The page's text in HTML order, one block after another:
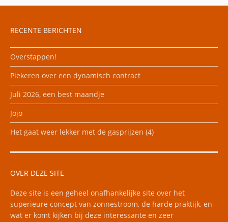
RECENTE BERICHTEN
Overstappen!
Piekeren over een dynamisch contract
Juli 2026, een best maandje
Jojo
Het gaat weer lekker met de gasprijzen (4)
OVER DEZE SITE
Deze site is een geheel onafhankelijke site over het
superieure concept van zonnestroom, de harde praktijk, en
wat er komt kijken bij deze interessante en zeer